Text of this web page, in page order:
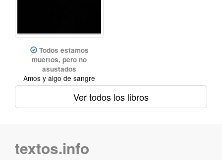
Todos estamos
muertos, pero no
asustados
Amos y algo de sangre
Ver todos los libros
textos.info